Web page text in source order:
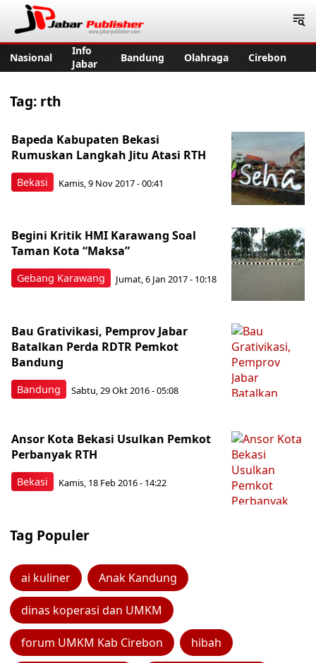
Nasional
Info
Jabar
Bandung Olahraga Cirebon
Tag: rth
Bekasi
Bapeda Kabupaten Bekasi
Rumuskan Langkah Jitu Atasi RTH
Kamis, 9 Nov 2017 - 00:41
Gebang Karawang
Begini Kritik HMI Karawang Soal
Taman Kota “Maksa”
Jumat, 6 Jan 2017 - 10:18
Bandung
Bau Grativikasi, Pemprov Jabar
Batalkan Perda RDTR Pemkot
Bandung
Sabtu, 29 Okt 2016 - 05:08
Bekasi
Ansor Kota Bekasi Usulkan Pemkot
Perbanyak RTH
Kamis, 18 Feb 2016 - 14:22
Tag Populer
ai kuliner Anak Kandung
dinas koperasi dan UMKM
forum UMKM Kab Cirebon hibah